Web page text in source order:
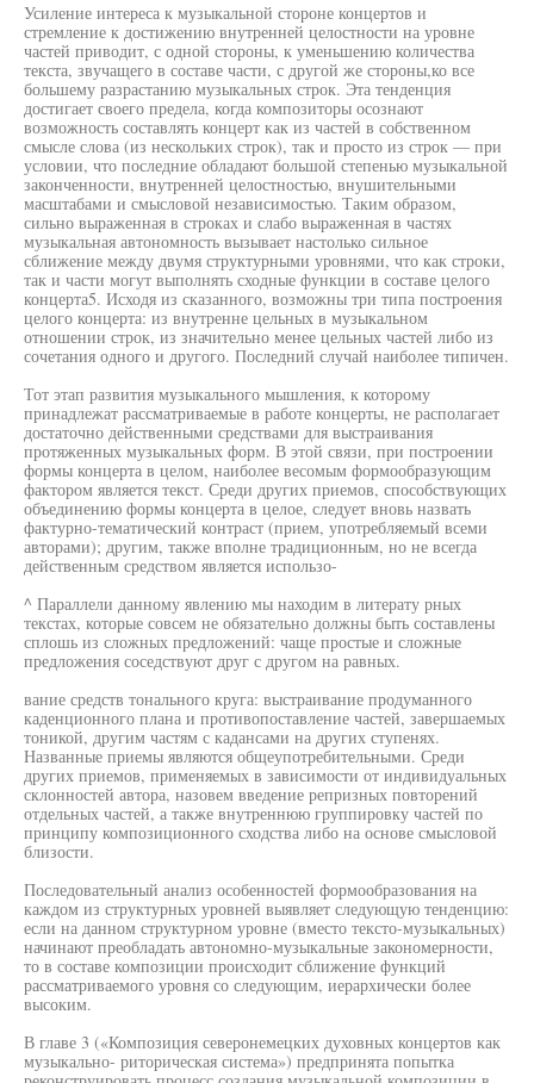
Усиление интереса к музыкальной стороне концертов и
стремление к достижению внутренней целостности на уровне
частей приводит, с одной стороны, к уменьшению количества
текста, звучащего в составе части, с другой же стороны,ко все
большему разрастанию музыкальных строк. Эта тенденция
достигает своего предела, когда композиторы осознают
возможность составлять концерт как из частей в собственном
смысле слова (из нескольких строк), так и просто из строк — при
условии, что последние обладают большой степенью музыкальной
законченности, внутренней целостностью, внушительными
масштабами и смысловой независимостью. Таким образом,
сильно выраженная в строках и слабо выраженная в частях
музыкальная автономность вызывает настолько сильное
сближение между двумя структурными уровнями, что как строки,
так и части могут выполнять сходные функции в составе целого
концерта5. Исходя из сказанного, возможны три типа построения
целого концерта: из внутренне цельных в музыкальном
отношении строк, из значительно менее цельных частей либо из
сочетания одного и другого. Последний случай наиболее типичен.
Тот этап развития музыкального мышления, к которому
принадлежат рассматриваемые в работе концерты, не располагает
достаточно действенными средствами для выстраивания
протяженных музыкальных форм. В этой связи, при построении
формы концерта в целом, наиболее весомым формообразующим
фактором является текст. Среди других приемов, способствующих
объединению формы концерта в целое, следует вновь назвать
фактурно-тематический контраст (прием, употребляемый всеми
авторами); другим, также вполне традиционным, но не всегда
действенным средством является использо-
^ Параллели данному явлению мы находим в литерату рных
текстах, которые совсем не обязательно должны быть составлены
сплошь из сложных предложений: чаще простые и сложные
предложения соседствуют друг с другом на равных.
вание средств тонального круга: выстраивание продуманного
каденционного плана и противопоставление частей, завершаемых
тоникой, другим частям с кадансами на других ступенях.
Названные приемы являются общеупотребительными. Среди
других приемов, применяемых в зависимости от индивидуальных
склонностей автора, назовем введение репризных повторений
отдельных частей, а также внутреннюю группировку частей по
принципу композиционного сходства либо на основе смысловой
близости.
Последовательный анализ особенностей формообразования на
каждом из структурных уровней выявляет следующую тенденцию:
если на данном структурном уровне (вместо тексто-музыкальных)
начинают преобладать автономно-музыкальные закономерности,
то в составе композиции происходит сближение функций
рассматриваемого уровня со следующим, иерархически более
высоким.
В главе 3 («Композиция северонемецких духовных концертов как
музыкально- риторическая система») предпринята попытка